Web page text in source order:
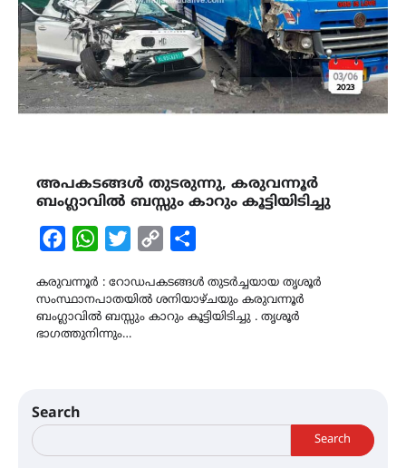
അപകടങ്ങൾ തുടരുന്നു, കരുവന്നൂർ
ബംഗ്ലാവിൽ ബസ്സും കാറും കൂട്ടിയിടിച്ചു
FacebookWhatsAppTwitterCopy
കരുവന്നൂർ : റോഡപകടങ്ങൾ തുടർച്ചയായ തൃശൂർ
സംസ്ഥാനപാതയിൽ ശനിയാഴ്ചയും കരുവന്നൂർ
ബംഗ്ലാവിൽ ബസ്സും കാറും കൂട്ടിയിടിച്ചു . തൃശൂർ
ഭാഗത്തുനിന്നും…
Search
Search